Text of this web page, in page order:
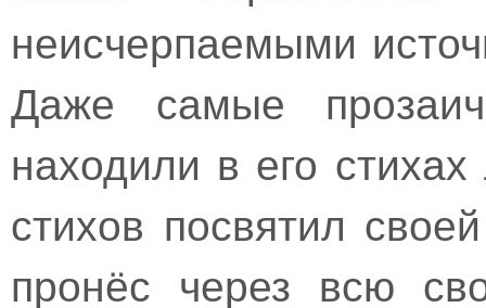
неисчерпаемыми
Даже самые
находили в его
стихов посвятил
пронёс через всю